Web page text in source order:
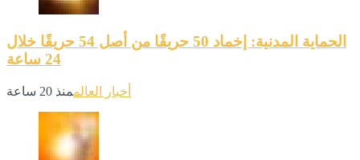
الحماية المدنية: إخماد 50 حريقًا من أصل 54 حريقًا خلال
24 ساعة
أخبار العالممنذ 20 ساعة